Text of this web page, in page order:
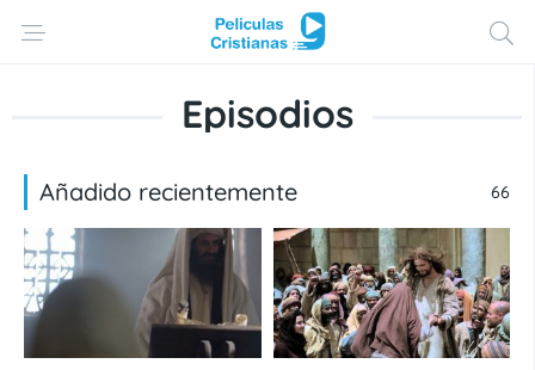
Episodios
Añadido recientemente 66